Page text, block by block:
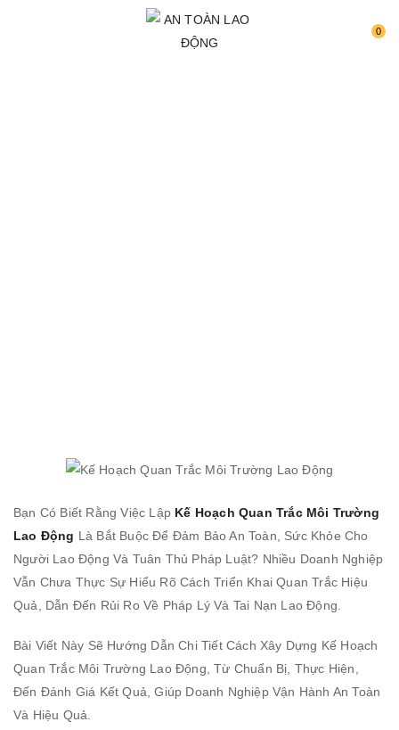
0
Bạn Có Biết Rằng Việc Lập Kế Hoạch Quan Trắc Môi Trường
Lao Động Là Bắt Buộc Để Đảm Bảo An Toàn, Sức Khỏe Cho
Người Lao Động Và Tuân Thủ Pháp Luật? Nhiều Doanh Nghiệp
Vẫn Chưa Thực Sự Hiểu Rõ Cách Triển Khai Quan Trắc Hiệu
Quả, Dẫn Đến Rủi Ro Về Pháp Lý Và Tai Nạn Lao Động.
Bài Viết Này Sẽ Hướng Dẫn Chi Tiết Cách Xây Dựng Kế Hoạch
Quan Trắc Môi Trường Lao Động, Từ Chuẩn Bị, Thực Hiện,
Đến Đánh Giá Kết Quả, Giúp Doanh Nghiệp Vận Hành An Toàn
Và Hiệu Quả.